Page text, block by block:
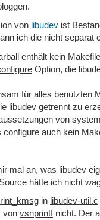
von libudev ist
ich die nicht separat
enthält kein
Option, die
für alles benutzten
libudev getrennt zu
von
configure auch kein
mal an, was libudev
hätte ich nicht
in libudev-util.c
von vsnprintfnicht. Der